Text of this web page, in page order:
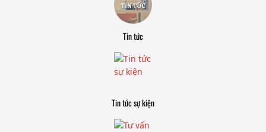
Tin tức
Tin tức sự kiện